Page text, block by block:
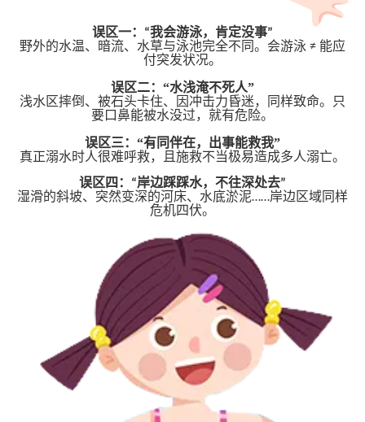
误区一：“我会游泳，肯定没事”
野外的水温、暗流、水草与泳池完全不同。会游泳 ≠ 能应
付突发状况。
误区二：“水浅淹不死人”
浅水区摔倒、被石头卡住、因冲击力昏迷，同样致命。只
要口鼻能被水没过，就有危险。
误区三：“有同伴在，出事能救我”
真正溺水时人很难呼救，且施救不当极易造成多人溺亡。
误区四：“岸边踩踩水，不往深处去”
湿滑的斜坡、突然变深的河床、水底淤泥……岸边区域同样
危机四伏。